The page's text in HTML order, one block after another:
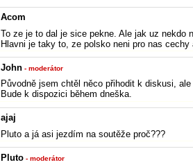
Acom
To ze je to dal je sice pekne. Ale jak uz nekdo
Hlavni je taky to, ze polsko neni pro nas
John - moderátor
Původně jsem chtěl něco přihodit k diskusi,
Bude k dispozici během dneška.
ajaj
Pluto a já asi jezdím na soutěže proč???
Pluto - moderátor